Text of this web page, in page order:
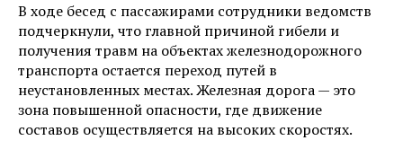
В ходе бесед с пассажирами сотрудники ведомств
подчеркнули, что главной причиной гибели и
получения травм на объектах железнодорожного
транспорта остается переход путей в
неустановленных местах. Железная дорога — это
зона повышенной опасности, где движение
составов осуществляется на высоких скоростях.